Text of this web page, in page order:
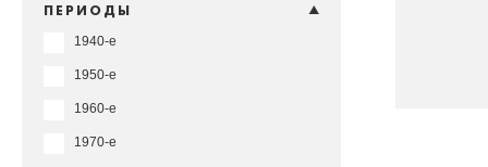
ПЕРИОДЫ
1940-е
1950-е
1960-е
1970-е